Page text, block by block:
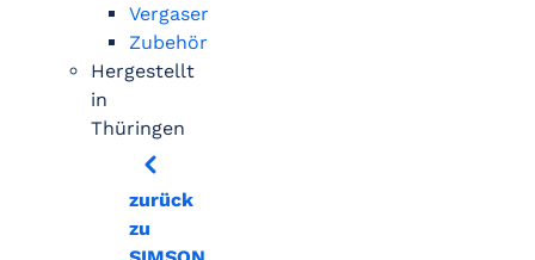
Vergaser
Zubehör
Hergestellt
in
Thüringen
zurück
zu